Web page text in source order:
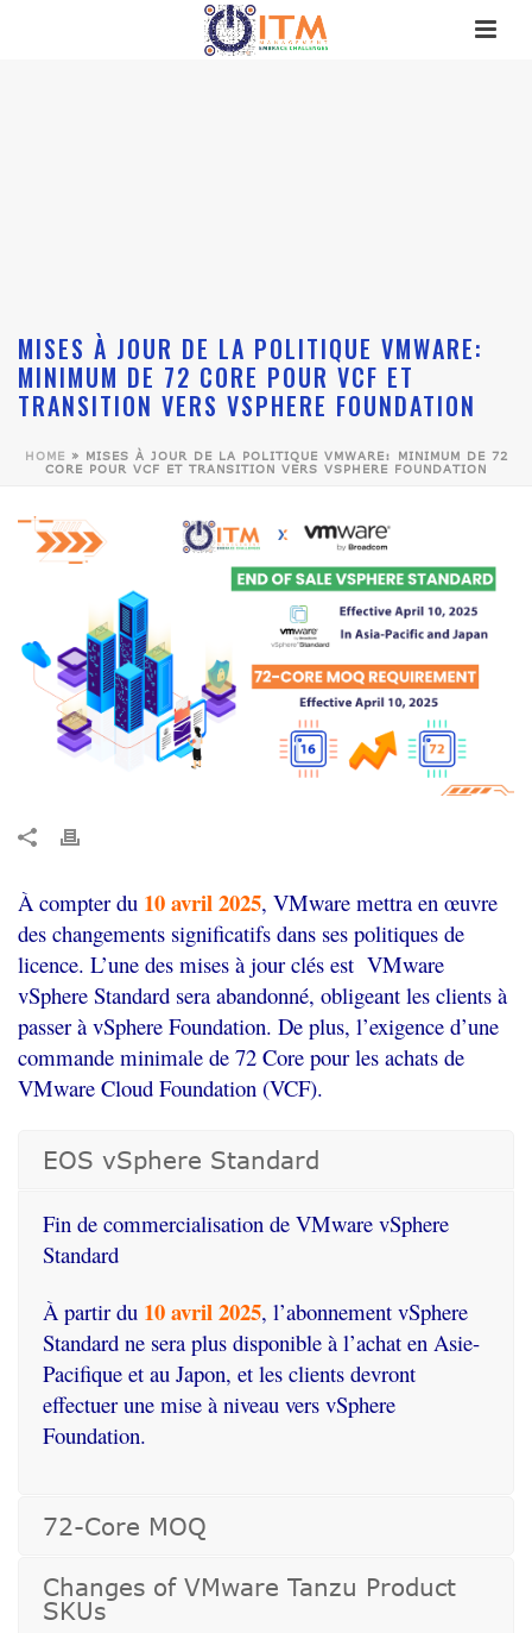
MISES À JOUR DE LA POLITIQUE VMWARE:
MINIMUM DE 72 CORE POUR VCF ET
TRANSITION VERS VSPHERE FOUNDATION
HOME » MISES À JOUR DE LA POLITIQUE VMWARE: MINIMUM DE 72
CORE POUR VCF ET TRANSITION VERS VSPHERE FOUNDATION
À compter du 10avril2025, VMware mettra en œuvre
des changements significatifs dans ses politiques de
licence. L’une des mises à jour clés est VMware
vSphere Standard sera abandonné, obligeant les clients à
passer à vSphere Foundation. De plus, l’exigence d’une
commande minimale de 72 Core pour les achats de
VMware Cloud Foundation (VCF).
EOS vSphere Standard
Fin de commercialisation de VMware vSphere
Standard
À partir du 10 avril 2025, l’abonnement vSphere
Standard ne sera plus disponible à l’achat en Asie-
Pacifique et au Japon, et les clients devront
effectuer une mise à niveau vers vSphere
Foundation.
72-Core MOQ
Changes of VMware Tanzu Product
SKUs